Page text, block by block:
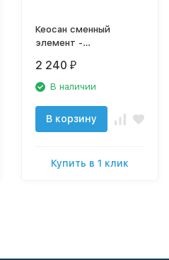
Кеосан сменный
элемент -
KS-971 SUNMAC
2 240 ₽
В наличии
В корзину
Купить в 1 клик